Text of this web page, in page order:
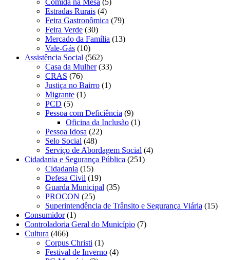
Estradas Rurais (4)
Feira Gastronômica (79)
Feira Verde (30)
Mercado da Família (13)
Vale-Gás (10)
Assistência Social (562)
Casa da Mulher(33)
CRAS (76)
Justiça no Bairro (1)
Migrante (1)
PCD (5)
Pessoa com Deficiência (9)
Oficina da Inclusão (1)
Pessoa Idosa (22)
Selo Social (48)
Serviço de Abordagem Social (4)
Cidadania e Segurança Pública (251)
Cidadania (15)
Defesa Civil (19)
Guarda Municipal (35)
PROCON (25)
Superintendência de Trânsito e Segurança Viária (15)
Consumidor(1)
Controladoria Geral do Município (7)
Cultura (466)
Corpus Christi (1)
Festival de Inverno (4)